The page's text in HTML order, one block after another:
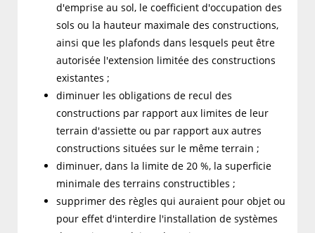
d'emprise au sol, le coefficient d'occupation des
sols ou la hauteur maximale des constructions,
ainsi que les plafonds dans lesquels peut être
autorisée l'extension limitée des constructions
existantes ;
diminuer les obligations de recul des
constructions par rapport aux limites de leur
terrain d'assiette ou par rapport aux autres
constructions situées sur le même terrain ;
diminuer, dans la limite de 20 %, la superficie
minimale des terrains constructibles ;
supprimer des règles qui auraient pour objet ou
pour effet d'interdire l'installation de systèmes